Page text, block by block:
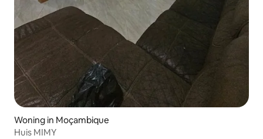
Woning in Moçambique
Huis MIMY